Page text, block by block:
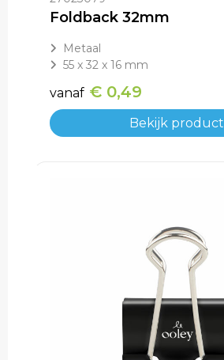
Foldback 32mm
Metaal
55 x 32 x 16 mm
vanaf € 0,49
Bekijk product